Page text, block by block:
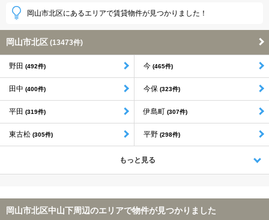
岡山市北区にあるエリアで賃貸物件が見つかりました！
岡山市北区 (13473件)
野田 (492件) 今 (465件)
田中 (400件) 今保 (323件)
平田 (319件) 伊島町 (307件)
東古松 (305件) 平野 (298件)
もっと見る
岡山市北区中山下周辺のエリアで物件が見つかりました